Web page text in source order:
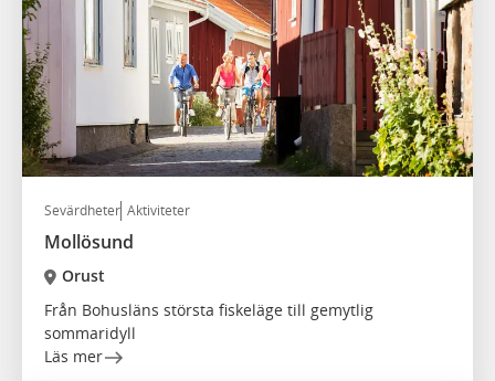
Sevärdheter Aktiviteter
Mollösund
Orust
Från Bohusläns största fiskeläge till gemytlig
sommaridyll
Läs mer